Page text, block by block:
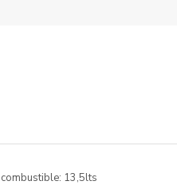
13,5lts